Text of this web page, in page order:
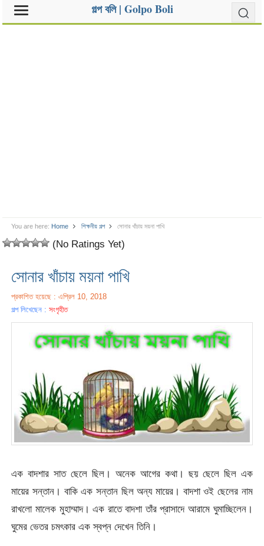
গল্প বলি | Golpo Boli
You are here: Home শিক্ষনীয় গল্প সোনার খাঁচায় ময়না পাখি
(No Ratings Yet)
সোনার খাঁচায় ময়না পাখি
প্রকাশিত হয়েছে : এপ্রিল 10, 2018
গল্প লিখেছেন :সংগৃহীত
এক বাদশার সাত ছেলে ছিল। অনেক আগের কথা। ছয় ছেলে ছিল এক
মায়ের সন্তান। বাকি এক সন্তান ছিল অন্য মায়ের। বাদশা ওই ছেলের নাম
রাখলো মালেক মুহাম্মাদ। এক রাতে বাদশা তাঁর প্রাসাদে আরামে ঘুমাচ্ছিলেন।
ঘুমের ভেতর চমৎকার এক স্বপ্ন দেখেন তিনি।